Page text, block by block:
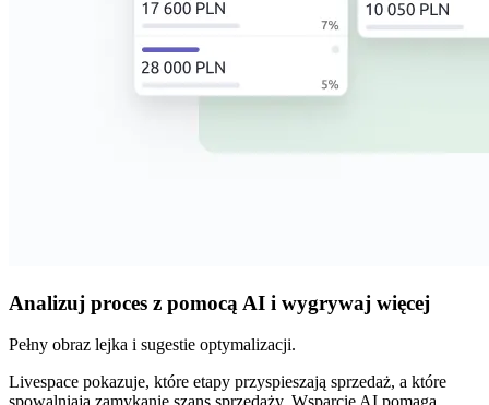
Analizuj proces z pomocą AI i wygrywaj więcej
Pełny obraz lejka i sugestie optymalizacji.
Livespace pokazuje, które etapy przyspieszają sprzedaż, a które